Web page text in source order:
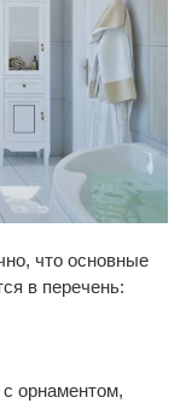
что основные
в перечень:
орнаментом,